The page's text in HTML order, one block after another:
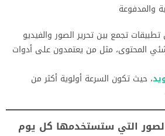
والمدفوعة
تجمع بين تحرير الصور والفيديو
المحتوى، مثل من يعتمدون على أدوات
، حيث تكون السرعة أولوية أكثر من
التي ستستخدمها كل يوم